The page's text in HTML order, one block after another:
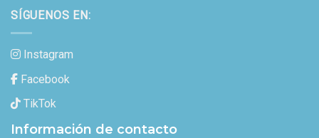
SÍGUENOS EN:
Instagram
Facebook
TikTok
Información de contacto